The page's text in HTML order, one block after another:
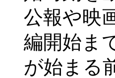
公報や映
編開始ま
が始まる